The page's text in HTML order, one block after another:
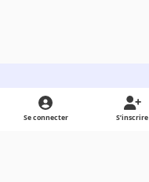
Light ModeDark ModeSystem Preference
Se connecter S’inscrire